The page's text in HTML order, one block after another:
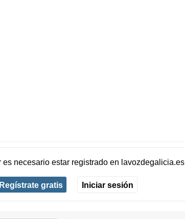
es necesario estar registradoen lavozdegalicia.es
Regístrate gratis Iniciar sesión